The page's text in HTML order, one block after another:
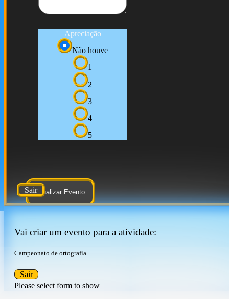
Apreciação
Não houve
1
2
3
4
5
Atualizar Evento
Sair
Vai criar um evento para a atividade:
Campeonato de ortografia
Please select form to show
Sair